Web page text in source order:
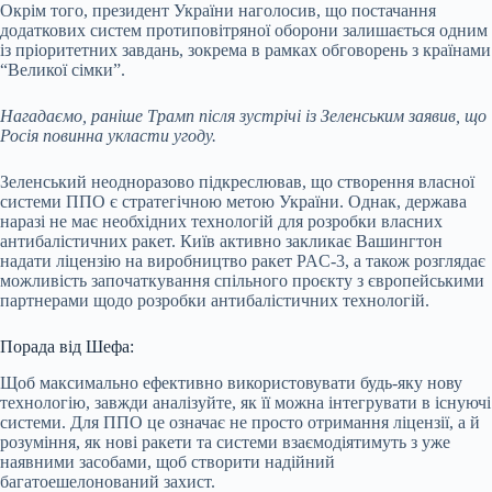
Окрім того, президент України наголосив, що постачання
додаткових систем протиповітряної оборони залишається одним
із пріоритетних завдань, зокрема в рамках обговорень з країнами
“Великої сімки”.
Нагадаємо, раніше Трамп після зустрічі із Зеленським заявив, що
Росія повинна укласти угоду.
Зеленський неодноразово підкреслював, що створення власної
системи ППО є стратегічною метою України. Однак, держава
наразі не має необхідних технологій для розробки власних
антибалістичних ракет. Київ активно закликає Вашингтон
надати ліцензію на виробництво ракет PAC-3, а також розглядає
можливість започаткування спільного проєкту з європейськими
партнерами щодо розробки антибалістичних технологій.
Порада від Шефа:
Щоб максимально ефективно використовувати будь-яку нову
технологію, завжди аналізуйте, як її можна інтегрувати в існуючі
системи. Для ППО це означає не просто отримання ліцензії, а й
розуміння, як нові ракети та системи взаємодіятимуть з уже
наявними засобами, щоб створити надійний
багатоешелонований захист.